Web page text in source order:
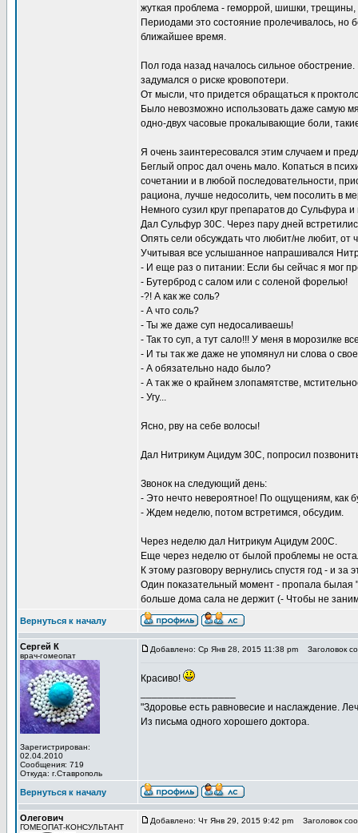
жуткая проблема - геморрой, шишки, трещины,
Периодами это состояние пролечивалось, но
ближайшее время.
Пол года назад началось сильное
задумался о риске кровопотери.
От мысли, что придется обращаться к
Было невозможно использовать даже самую
одно-двух часовые прокалывающие боли,
Я очень заинтересовался этим случаем и
Беглый опрос дал очень мало. Копаться в
сочетании и в любой последовательности,
рациона, лучше недосолить, чем посолить в
Немного сузил круг препаратов до Сульфура
Дал Сульфур 30С. Через пару дней
Опять сели обсуждать что любит/не любит, от
Учитывая все услышанное напрашивался
- И еще раз о питании: Если бы сейчас я мог
- Бутерброд с салом или с соленой форелью!
-?! А как же соль?
- А что соль?
- Ты же даже суп недосаливаешь!
- Так то суп, а тут сало!!! У меня в морозилке
- И ты так же даже не упомянул ни слова о
- А обязательно надо было?
- А так же о крайнем злопамятстве,
- Угу...
Ясно, рву на себе волосы!
Дал Нитрикум Ацидум 30С, попросил
Звонок на следующий день:
- Это нечто невероятное! По ощущениям, как
- Ждем неделю, потом встретимся, обсудим.
Через неделю дал Нитрикум Ацидум 200С.
Еще через неделю от былой проблемы не
К этому разговору вернулись спустя год - и
Один показательный момент - пропала былая
больше дома сала не держит (- Чтобы не
Вернуться к началу
Сергей К
врач-гомеопат
Зарегистрирован:
02.04.2010
Сообщения: 719
Откуда: г.Ставрополь
Добавлено: Ср Янв 28, 2015 11:38 pm Заголовок
Красиво!
"Здоровье есть равновесие и наслаждение.
Из письма одного хорошего доктора.
Вернуться к началу
Олегович
ГОМЕОПАТ-КОНСУЛЬТАНТ
Добавлено: Чт Янв 29, 2015 9:42 pm Заголовок